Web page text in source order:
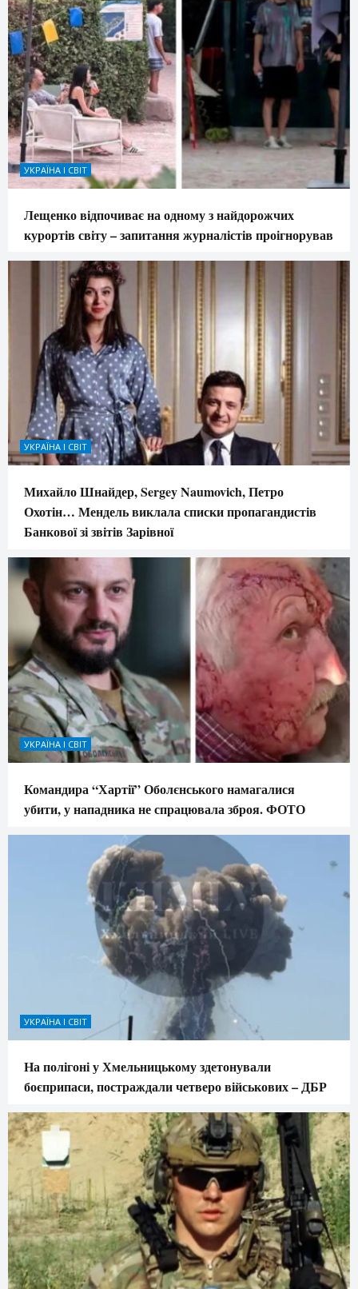
УКРАЇНА І СВІТ
Лещенко відпочиває на одному з найдорожчих
курортів світу – запитання журналістів проігнорував
УКРАЇНА І СВІТ
Михайло Шнайдер, Sergey Naumovich, Петро
Охотін… Мендель виклала списки пропагандистів
Банкової зі звітів Зарівної
УКРАЇНА І СВІТ
Командира “Хартії” Оболєнського намагалися
убити, у нападника не спрацювала зброя. ФОТО
УКРАЇНА І СВІТ
На полігоні у Хмельницькому здетонували
боєприпаси, постраждали четверо військових – ДБР